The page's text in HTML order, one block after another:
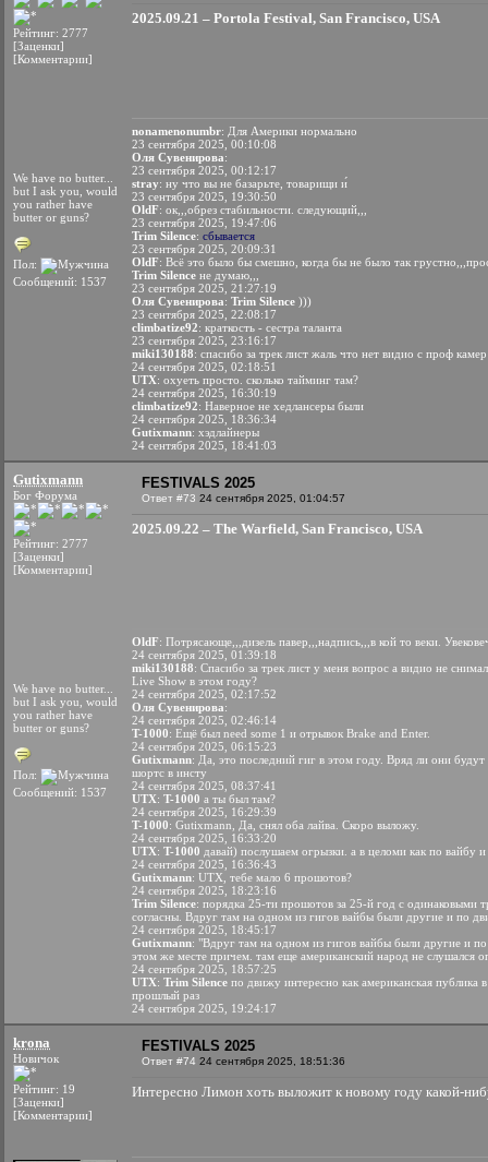
Рейтинг: 2777
[Заценки]
[Комментарии]
We have no butter...
but I ask you, would
you rather have
butter or guns?
Пол:
Сообщений: 1537
2025.09.21 – Portola Festival, San Francisco, USA
nonamenonumbr: Для Америки нормально
23 сентября 2025, 00:10:08
Оля Сувенирова:
23 сентября 2025, 00:12:17
stray: ну что вы не базарьте, товарищи и́
23 сентября 2025, 19:30:50
OldF: ок,,,обрез стабильности. следующий,,,
23 сентября 2025, 19:47:06
Trim Silence: сбывается
23 сентября 2025, 20:09:31
OldF: Всё это было бы смешно, когда бы не было так
Trim Silence не думаю,,,
23 сентября 2025, 21:27:19
Оля Сувенирова: Trim Silence )))
23 сентября 2025, 22:08:17
climbatize92: краткость - сестра таланта
23 сентября 2025, 23:16:17
miki130188: спасибо за трек лист жаль что нет видио с проф камер
24 сентября 2025, 02:18:51
UTX: охуеть просто. сколько тайминг там?
24 сентября 2025, 16:30:19
climbatize92: Наверное не хедлансеры были
24 сентября 2025, 18:36:34
Gutixmann: хэдлайнеры
24 сентября 2025, 18:41:03
Gutixmann
Бог Форума
Рейтинг: 2777
[Заценки]
[Комментарии]
We have no butter...
but I ask you, would
you rather have
butter or guns?
Пол:
Сообщений: 1537
FESTIVALS 2025
Ответ #73 24 сентября 2025, 01:04:57
2025.09.22 – The Warfield, San Francisco, USA
OldF: Потрясающе,,,дизель павер,,,надпись,,,в кой то веки.
24 сентября 2025, 01:39:18
miki130188: Спасибо за трек лист у меня вопрос а видио не
Live Show в этом году?
24 сентября 2025, 02:17:52
Оля Сувенирова:
24 сентября 2025, 02:46:14
T-1000: Ещё был need some 1 и отрывок Brake and Enter.
24 сентября 2025, 06:15:23
Gutixmann: Да, это последний гиг в этом году. Вряд ли они
шортс в инсту
24 сентября 2025, 08:37:41
UTX: T-1000 а ты был там?
24 сентября 2025, 16:29:39
T-1000: Gutixmann, Да, снял оба лайва. Скоро выложу.
24 сентября 2025, 16:33:20
UTX: T-1000 давай) послушаем огрызки. а в целоми как по вайбу
24 сентября 2025, 16:36:43
Gutixmann: UTX, тебе мало 6 прошотов?
24 сентября 2025, 18:23:16
Trim Silence: порядка 25-ти прошотов за 25-й год с одинаковыми
согласны. Вдруг там на одном из гигов вайбы были другие и по
24 сентября 2025, 18:45:17
Gutixmann: "Вдруг там на одном из гигов вайбы были другие и
этом же месте причем. там еще американский народ не слушался
24 сентября 2025, 18:57:25
UTX: Trim Silence по движу интересно как американская публика
прошлый раз
24 сентября 2025, 19:24:17
krona
Новичок
Рейтинг: 19
[Заценки]
[Комментарии]
FESTIVALS 2025
Ответ #74 24 сентября 2025, 18:51:36
Интересно Лимон хоть выложит к новому году какой-